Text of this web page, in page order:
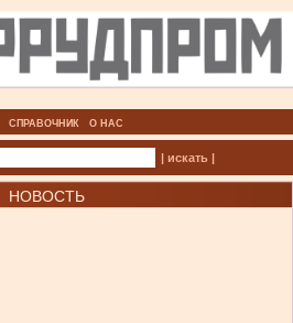
СПРАВОЧНИК О НАС
| искать |
НОВОСТЬ